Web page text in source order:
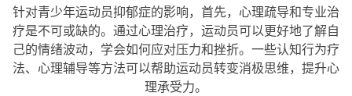
针对青少年运动员抑郁症的影响，首先，心理疏导和专业治
疗是不可或缺的。通过心理治疗，运动员可以更好地了解自
己的情绪波动，学会如何应对压力和挫折。一些认知行为疗
法、心理辅导等方法可以帮助运动员转变消极思维，提升心
理承受力。